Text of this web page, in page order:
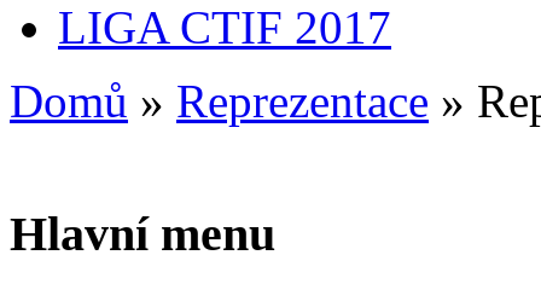
LIGA CTIF 2017
Domů » Reprezentace »
Hlavní menu